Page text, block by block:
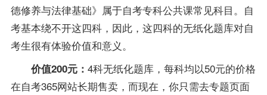
德修养与法律基础》属于自考专科公共课常见科目。自
考基本绕不开这四科，因此，这四科的无纸化题库对自
考生很有体验价值和意义。
价值200元： 4科无纸化题库，每科均以50元的价格
在自考365网站长期售卖，而现在，你只需去专题页面